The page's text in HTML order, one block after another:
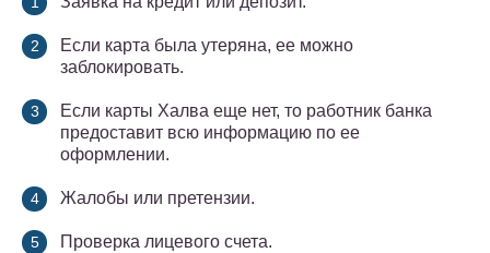
Если карта была утеряна, ее можно
заблокировать.
Если карты Халва еще нет, то работник банка
предоставит всю информацию по ее
оформлении.
Жалобы или претензии.
Проверка лицевого счета.